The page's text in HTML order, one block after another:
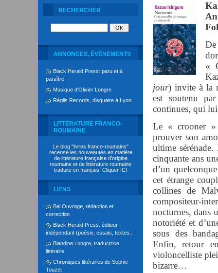
RECHERCHER
ANNONCES, ÉVÉNEMENTS
Black Herald Press: paru et à
paraître
Musique d'Olivier Longre
Réglis Records, disquaire à Lyon
LITTÉRATURE FRANCO-
ROUMAINE
Le blog "livres franco-roumains"
recense les nouveautés en matière
de littérature française d'origine
roumaine et de littérature roumaine
traduite en français. Cliquer ICI
LIENS
Bel Ouvrage, rédaction et
correction
Black Herald Press. éditeur
indépendant (poésie, essais, textes...
Blandine Longre, traductrice
littéraire
Chroniques littéraires de Sophie
Touzet
«
jour) invite à la
est soutenu par
continues, qui
Le « crooner »
prouver son
ultime sérénade.
cinquante ans
d’un
cet étrange
collines de
compositeur-
nocturnes, dans
notoriété et
sous des
Enfin, retour
violoncelliste
bizarre…